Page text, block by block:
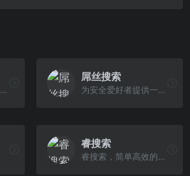
汤姆搜索是一个提供网页、学术、电影、购物、图片、设计、采购批发等领域的聚合搜索的工具，集合了百度、谷歌、搜狗、bing、360、头条、抖音等搜索引擎，用户可 以一键切换搜索引擎。
屌丝搜索
为安全爱好者提供一个屌丝型的搜索导航平台。
睿搜索
睿搜索，简单高效的一站式搜索平台